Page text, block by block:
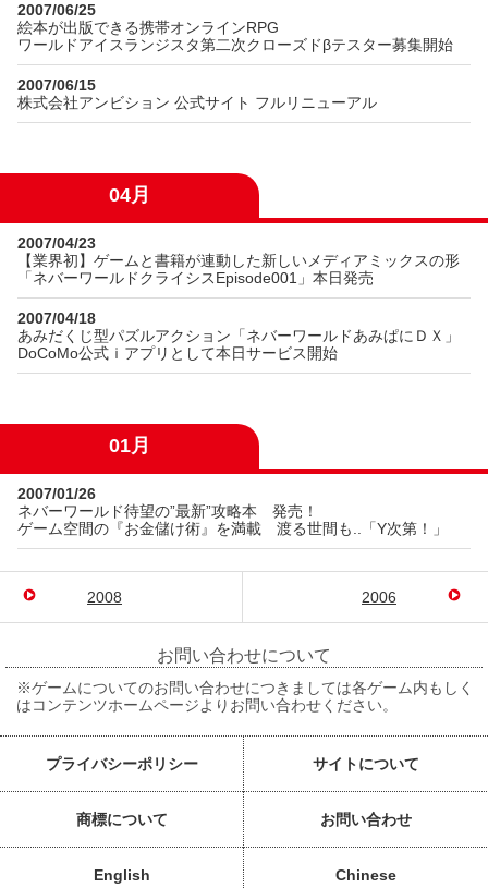
2007/06/25
絵本が出版できる携帯オンラインRPG
ワールドアイスランジスタ第二次クローズドβテスター募集開始
2007/06/15
株式会社アンビション 公式サイト フルリニューアル
04月
2007/04/23
【業界初】ゲームと書籍が連動した新しいメディアミックスの形
「ネバーワールドクライシスEpisode001」本日発売
2007/04/18
あみだくじ型パズルアクション「ネバーワールドあみぱにＤＸ」
DoCoMo公式ｉアプリとして本日サービス開始
01月
2007/01/26
ネバーワールド待望の”最新”攻略本 発売！
ゲーム空間の『お金儲け術』を満載 渡る世間も..「Y次第！」
2008 2006
お問い合わせについて
※ゲームについてのお問い合わせにつきましては各ゲーム内もしく
はコンテンツホームページよりお問い合わせください。
プライバシーポリシー サイトについて
商標について お問い合わせ
English Chinese